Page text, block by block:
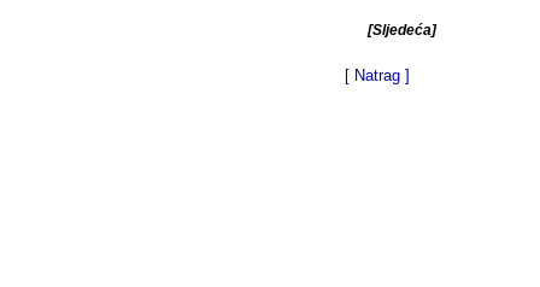
[Sljedeća]
[ Natrag ]